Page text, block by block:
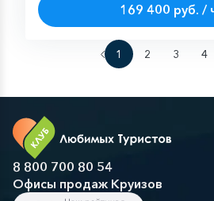
169 400 руб. /
1 2 3 4
8 800 700 80 54
Офисы продаж Круизов